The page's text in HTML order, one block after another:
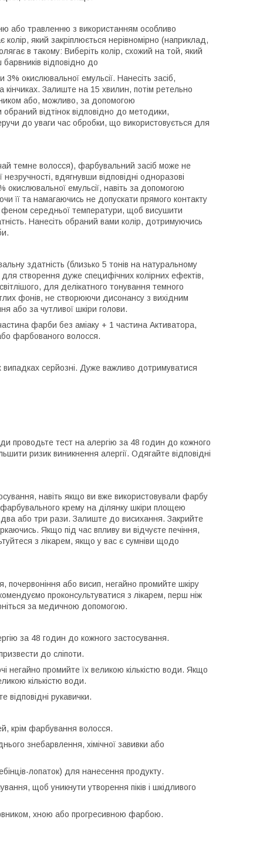
або травленню з використанням особливо
колір, який закріплюється нерівномірно (наприклад,
в такому: Виберіть колір, схожий на той, який
відповідно до
окислювальної емульсії. Нанесіть засіб,
кінчиках. Залиште на 15 хвилин, потім ретельно
або, можливо, за допомогою
відтінок відповідно до методики,
до уваги час обробки, що використовується для
темне волосся), фарбувальний засіб може не
вдягнувши відповідні одноразові
емульсії, навіть за допомогою
її та намагаючись не допускати прямого контакту
феном середньої температури, щоб висушити
Нанесіть обраний вами колір, дотримуючись
здатність (близько 5 тонів на натуральному
створення дуже специфічних колірних ефектів,
для делікатного тонування темного
фонів, не створюючи дисонансу з вихідним
або за чутливої шкіри голови.
фарби без аміаку + 1 частина Активатора,
фарбованого волосся.
випадках серйозні. Дуже важливо дотримуватися
проводьте тест на алергію за 48 годин до кожного
ризик виникнення алергії. Одягайте відповідні
навіть якщо ви вже використовували фарбу
фарбувального крему на ділянку шкіри площею
або три рази. Залиште до висихання. Закрийте
Якщо під час впливу ви відчуєте печіння,
з лікарем, якщо у вас є сумніви щодо
почервоніння або висип, негайно промийте шкіру
проконсультуватися з лікарем, перш ніж
за медичною допомогою.
за 48 годин до кожного застосування.
до сліпоти.
негайно промийте їх великою кількістю води. Якщо
кількістю води.
відповідні рукавички.
крім фарбування волосся.
знебарвлення, хімічної завивки або
лопаток) для нанесення продукту.
щоб уникнути утворення піків і шкідливого
хною або прогресивною фарбою.